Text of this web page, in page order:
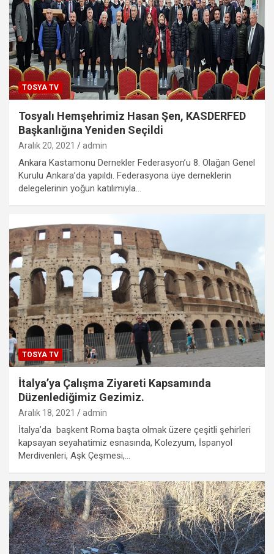
TOSYA TV
Tosyalı Hemşehrimiz Hasan Şen, KASDERFED
Başkanlığına Yeniden Seçildi
Aralık 20, 2021 admin
Ankara Kastamonu Dernekler Federasyon’u 8. Olağan Genel
Kurulu Ankara’da yapıldı. Federasyona üye derneklerin
delegelerinin yoğun katılımıyla…
TOSYA TV
İtalya’ya Çalışma Ziyareti Kapsamında
Düzenlediğimiz Gezimiz.
Aralık 18, 2021 admin
İtalya’da başkent Roma başta olmak üzere çeşitli şehirleri
kapsayan seyahatimiz esnasında, Kolezyum, İspanyol
Merdivenleri, Aşk Çeşmesi,…